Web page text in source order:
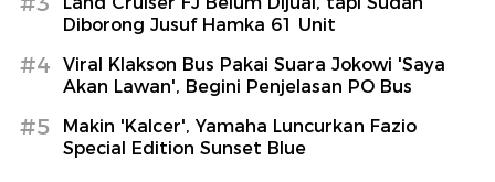
Diborong Jusuf Hamka 61 Unit
#4
Viral Klakson Bus Pakai Suara Jokowi 'Saya
Akan Lawan', Begini Penjelasan PO Bus
#5
Makin 'Kalcer', Yamaha Luncurkan Fazio
Special Edition Sunset Blue